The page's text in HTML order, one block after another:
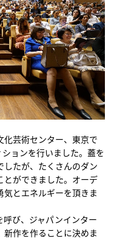
芸術センター、東京で
ョンを行いました。蓋を
たが、たくさんのダン
とができました。オーデ
とエネルギーを頂きま
び、ジャパンインター
作を作ることに決めま